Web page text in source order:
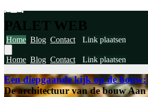
PALET WEB
Home Blog Contact Link plaatsen
Home Blog Contact Link plaatsen
Een diepgaande kijk op de
De architectuur van de bouw